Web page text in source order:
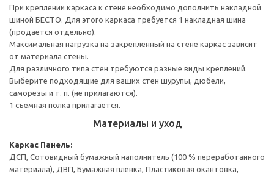
При креплении каркаса к стене необходимо дополнить накладной
шиной БЕСТО. Для этого каркаса требуется 1 накладная шина
(продается отдельно).
Максимальная нагрузка на закрепленный на стене каркас зависит
от материала стены.
Для различного типа стен требуются разные виды креплений.
Выберите подходящие для ваших стен шурупы, дюбели,
саморезы и т. п. (не прилагаются).
1 съемная полка прилагается.
Материалы и уход
Каркас Панель:
ДСП, Сотовидный бумажный наполнитель (100 % переработанного
материала), ДВП, Бумажная пленка, Пластиковая окантовка,